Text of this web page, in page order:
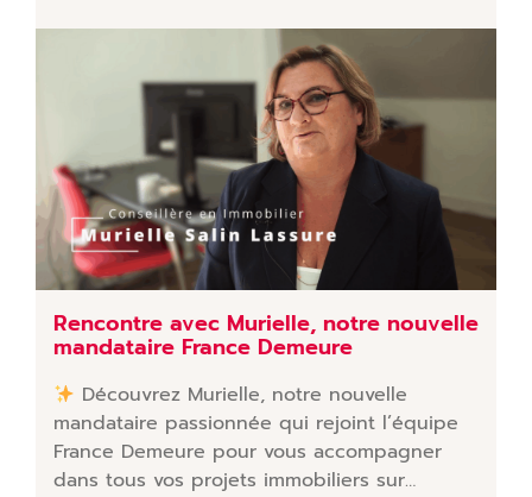
Rencontre avec Murielle, notre nouvelle
mandataire France Demeure
Découvrez Murielle, notre nouvelle
mandataire passionnée qui rejoint l’équipe
France Demeure pour vous accompagner
dans tous vos projets immobiliers sur…